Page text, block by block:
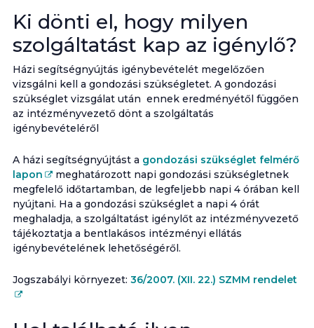
Ki dönti el, hogy milyen
szolgáltatást kap az igénylő?
Házi segítségnyújtás igénybevételét megelőzően
vizsgálni kell a gondozási szükségletet. A gondozási
szükséglet vizsgálat után ennek eredményétől függően
az intézményvezető dönt a szolgáltatás
igénybevételéről
A házi segítségnyújtást a gondozási szükséglet felmérő
lapon
meghatározott napi gondozási szükségletnek
megfelelő időtartamban, de legfeljebb napi 4 órában kell
nyújtani. Ha a gondozási szükséglet a napi 4 órát
meghaladja, a szolgáltatást igénylőt az intézményvezető
tájékoztatja a bentlakásos intézményi ellátás
igénybevételének lehetőségéről.
Jogszabályi környezet: 36/2007. (XII. 22.) SZMM rendelet